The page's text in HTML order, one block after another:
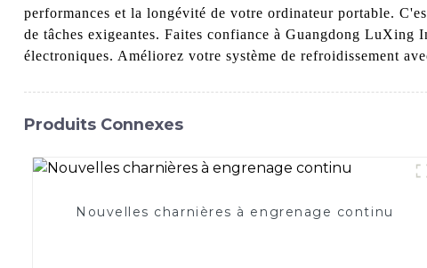
performances et la longévité de votre ordinateur portable.
de tâches exigeantes. Faites confiance à Guangdong
électroniques. Améliorez votre système de refroidissement
Produits Connexes
Nouvelles charnières à engrenage continu